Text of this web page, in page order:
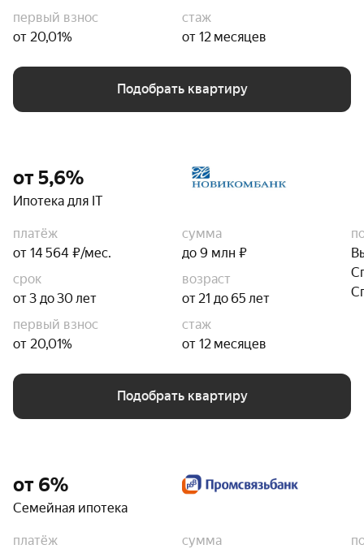
первый взнос
от 20,01%
стаж
от 12 месяцев
Подобрать квартиру
от 5,6%
Ипотека для IT
платёж
от 14 564 ₽/мес.
сумма
до 9 млн ₽
срок
от 3 до 30 лет
возраст
от 21 до 65 лет
первый взнос
от 20,01%
стаж
от 12 месяцев
Подобрать квартиру
от 6%
Семейная ипотека
платёж
сумма